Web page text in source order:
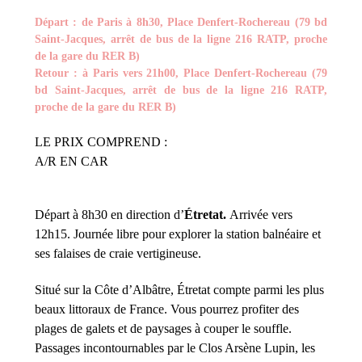
Départ : de Paris à 8h30, Place Denfert-Rochereau (79 bd
Saint-Jacques, arrêt de bus de la ligne 216 RATP, proche
de la gare du RER B)
Retour : à Paris vers 21h00, Place Denfert-Rochereau (79
bd Saint-Jacques, arrêt de bus de la ligne 216 RATP,
proche de la gare du RER B)
LE PRIX COMPREND :
A/R EN CAR
Départ à 8h30 en direction d’Étretat. Arrivée vers
12h15. Journée libre pour explorer la station balnéaire et
ses falaises de craie vertigineuse.
Situé sur la Côte d’Albâtre, Étretat compte parmi les plus
beaux littoraux de France. Vous pourrez profiter des
plages de galets et de paysages à couper le souffle.
Passages incontournables par le Clos Arsène Lupin, les